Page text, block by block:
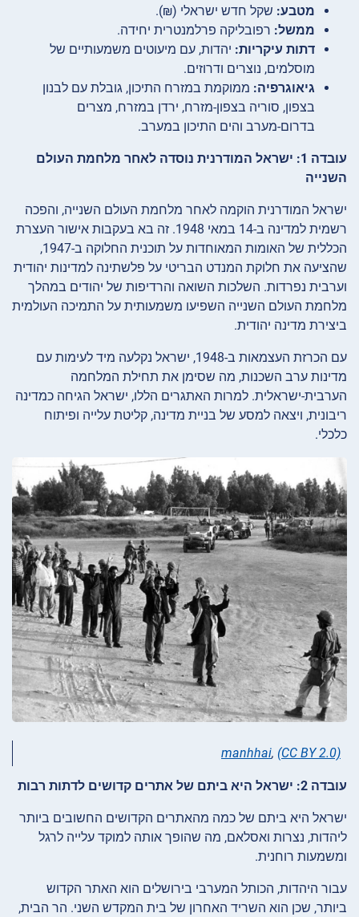
מטבע: שקל חדש ישראלי (₪).
ממשל: רפובליקה פרלמנטרית יחידה.
דתות עיקריות: יהדות, עם מיעוטים משמעותיים של
מוסלמים, נוצרים ודרוזים.
גיאוגרפיה: ממוקמת במזרח התיכון, גובלת עם לבנון
בצפון, סוריה בצפון-מזרח, ירדן במזרח, מצרים
בדרום-מערב והים התיכון במערב.
עובדה 1: ישראל המודרנית נוסדה לאחר מלחמת העולם
השנייה
ישראל המודרנית הוקמה לאחר מלחמת העולם השנייה, והפכה
רשמית למדינה ב-14 במאי 1948. זה בא בעקבות אישור העצרת
הכללית של האומות המאוחדות על תוכנית החלוקה ב-1947,
שהציעה את חלוקת המנדט הבריטי על פלשתינה למדינות יהודית
וערבית נפרדות. השלכות השואה והרדיפות של יהודים במהלך
מלחמת העולם השנייה השפיעו משמעותית על התמיכה העולמית
ביצירת מדינה יהודית.
עם הכרזת העצמאות ב-1948, ישראל נקלעה מיד לעימות עם
מדינות ערב השכנות, מה שסימן את תחילת המלחמה
הערבית-ישראלית. למרות האתגרים הללו, ישראל הגיחה כמדינה
ריבונית, ויצאה למסע של בניית מדינה, קליטת עלייה ופיתוח
כלכלי.
manhhai, (CC BY 2.0)
עובדה 2: ישראל היא ביתם של אתרים קדושים לדתות רבות
ישראל היא ביתם של כמה מהאתרים הקדושים החשובים ביותר
ליהדות, נצרות ואסלאם, מה שהופך אותה למוקד עלייה לרגל
ומשמעות רוחנית.
עבור היהדות, הכותל המערבי בירושלים הוא האתר הקדוש
ביותר, שכן הוא השריד האחרון של בית המקדש השני. הר הבית,